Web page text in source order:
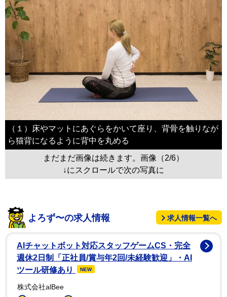
（１）床やマットにあぐらをかいて座り、背骨を触りなが
ら猫背になるように背中を丸める
まだまだ画像は続きます。画像（2/6）
↓にスクロールで次の写真に
よろず〜の求人情報 求人情報一覧へ
AIチャットボット対応スタッフゲームCS・完全
週休2日制「正社員/賞与年2回/未経験歓迎」・AI
ツール研修あり
NEW
株式会社alBee